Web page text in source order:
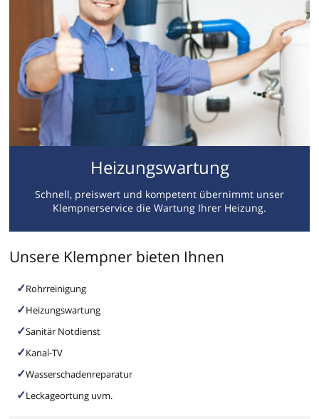
Heizungswartung
Schnell, preiswert und kompetent übernimmt unser
Klempnerservice die Wartung Ihrer Heizung.
Unsere Klempner bieten Ihnen
Rohrreinigung
Heizungswartung
Sanitär Notdienst
Kanal-TV
Wasserschadenreparatur
Leckageortung uvm.